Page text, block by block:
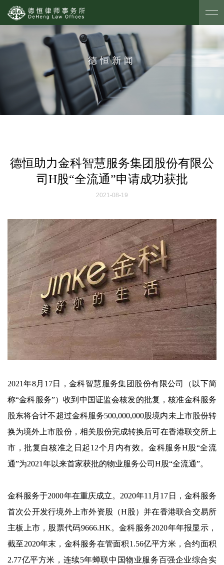
德恒新闻
德恒助力金科智慧服务集团股份有限公
司H股“全流通”申请成功获批
2021-08-19
2021年8月17日，金科智慧服务集团股份有限公司（以下简
称“金科服务”）收到中国证监会核发的批复，核准金科服务
股东将合计不超过金科服务500,000,000股境内未上市股份转
换为境外上市股份，相关股份完成转换后可在香港联交所上
市，批复自核准之日起12个月内有效。金科服务H股“全流
通”为2021年以来首家获批的物业服务公司H股“全流通”。
金科服务于2000年在重庆成立。2020年11月17日，金科服务
首次公开发行境外上市外资股（H股）并在香港联合交易所
主板上市，股票代码9666.HK。金科服务2020年年报显示，
截至2020年末，金科服务在管面积1.56亿平方米，合约面积
2.77亿平方米，连续5年蝉联中国物业服务百强企业综合实